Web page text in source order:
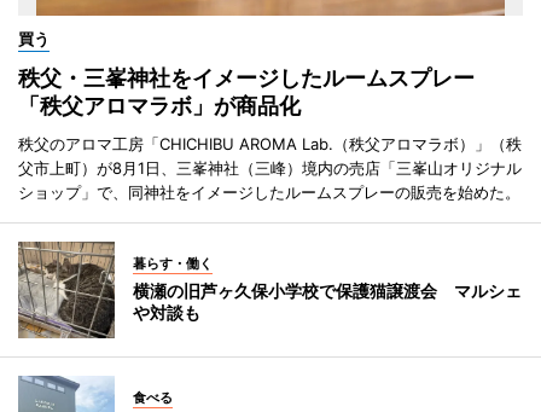
買う
秩父・三峯神社をイメージしたルームスプレー
「秩父アロマラボ」が商品化
秩父のアロマ工房「CHICHIBU AROMA Lab.（秩父アロマラボ）」（秩
父市上町）が8月1日、三峯神社（三峰）境内の売店「三峯山オリジナル
ショップ」で、同神社をイメージしたルームスプレーの販売を始めた。
暮らす・働く
横瀬の旧芦ヶ久保小学校で保護猫譲渡会 マルシェ
や対談も
食べる